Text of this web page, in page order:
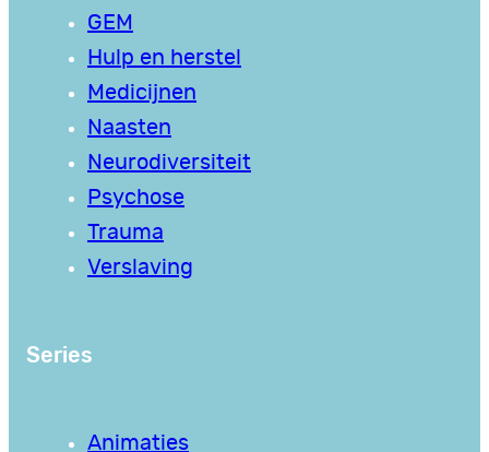
GEM
Hulp en herstel
Medicijnen
Naasten
Neurodiversiteit
Psychose
Trauma
Verslaving
Series
Animaties